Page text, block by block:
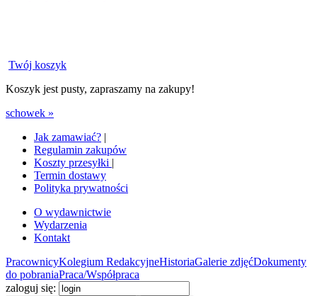
Twój koszyk
Koszyk jest pusty, zapraszamy na zakupy!
schowek »
Jak zamawiać? |
Regulamin zakupów
Koszty przesyłki |
Termin dostawy
Polityka prywatności
O wydawnictwie
Wydarzenia
Kontakt
PracownicyKolegium RedakcyjneHistoriaGalerie zdjęćDokumenty
do pobraniaPraca/Współpraca
zaloguj się: